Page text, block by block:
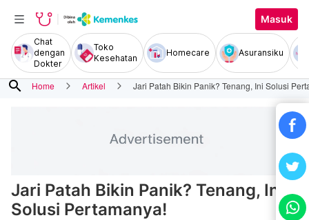
Masuk
Chat
dengan
Dokter
Toko
Kesehatan
Homecare Asuransiku
search Home Artikel Jari Patah Bikin Panik? Tenang, Ini Solusi
Jari Patah Bikin Panik? Tenang, Ini
Solusi Pertamanya!